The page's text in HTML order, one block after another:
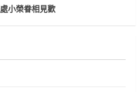
小榮眷相見歡